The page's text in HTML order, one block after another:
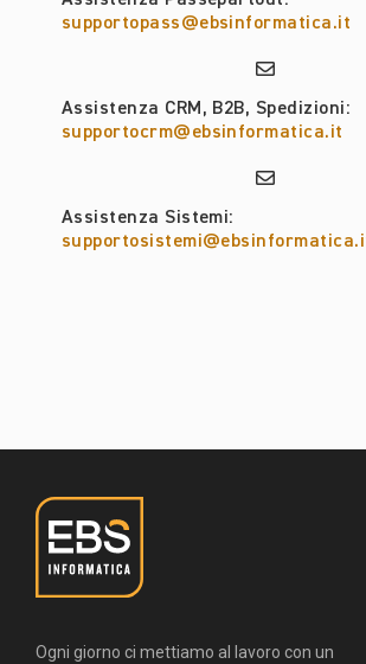
supportopass@ebsinformatica.it
Assistenza CRM, B2B, Spedizioni:
supportocrm@ebsinformatica.it
Assistenza Sistemi:
Ogni giorno ci mettiamo al lavoro con un